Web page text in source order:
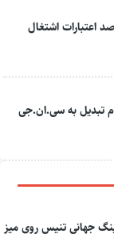
برای کوچندگان،۹۶ درصد اعتبارات اشتغال
تبدیل به سی.ان.جی
جهانی تنیس روی میز